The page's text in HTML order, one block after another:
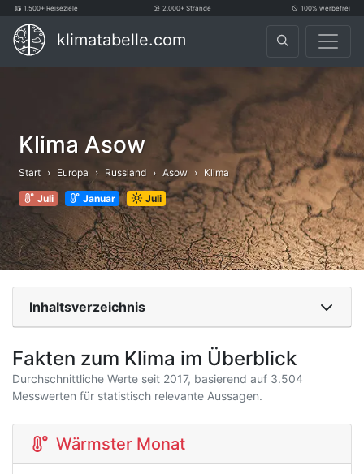
1.500+ Reiseziele 2.000+ Strände 100% werbefrei
klimatabelle.com
Klima Asow
Start Europa Russland Asow Klima
Juli Januar Juli
Inhaltsverzeichnis
Fakten zum Klima im Überblick
Durchschnittliche Werte seit 2017, basierend auf 3.504
Messwerten für statistisch relevante Aussagen.
Wärmster Monat